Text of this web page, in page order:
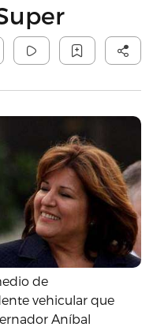
de
vehicular que
Aníbal